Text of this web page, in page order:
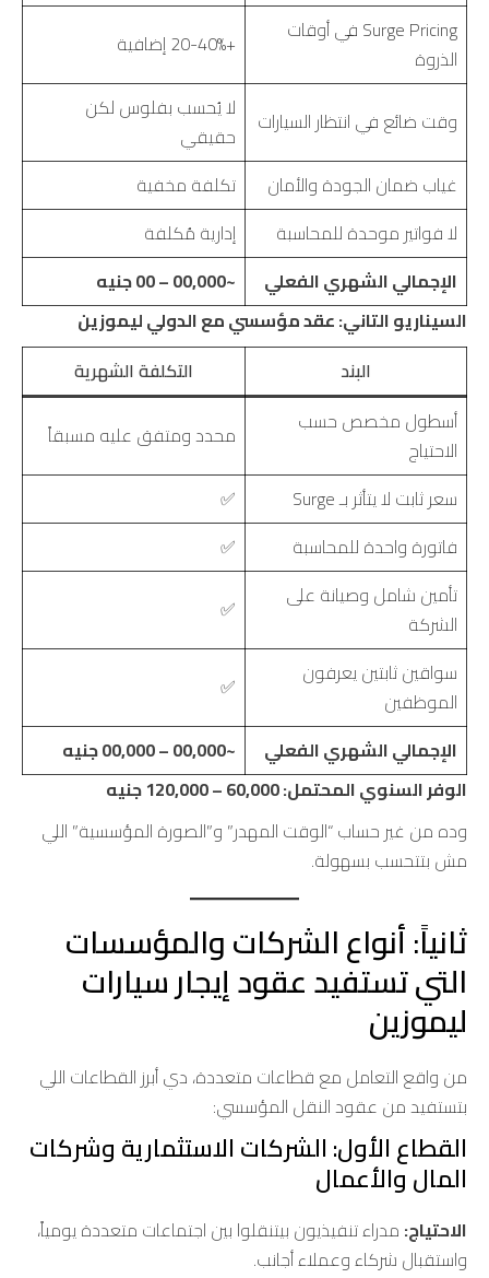
Surge Pricing في أوقات
الذروة
+20-40% إضافية
وقت ضائع في انتظار السيارات
لا يُحسب بفلوس لكن
حقيقي
غياب ضمان الجودة والأمان
تكلفة مخفية
لا فواتير موحدة للمحاسبة
إدارية مُكلفة
الإجمالي الشهري الفعلي
~00,000 – 00 جنيه
السيناريو التاني: عقد مؤسسي مع الدولي ليموزين
البند
التكلفة الشهرية
أسطول مخصص حسب
الاحتياج
محدد ومتفق عليه مسبقاً
سعر ثابت لا يتأثر بـ Surge
✅
فاتورة واحدة للمحاسبة
✅
تأمين شامل وصيانة على
الشركة
✅
سواقين ثابتين يعرفون
الموظفين
✅
الإجمالي الشهري الفعلي
~00,000 – 00,000 جنيه
الوفر السنوي المحتمل: 60,000 – 120,000 جنيه
وده من غير حساب “الوقت المهدر” و”الصورة المؤسسية” اللي
مش بتتحسب بسهولة.
ثانياً: أنواع الشركات والمؤسسات
التي تستفيد عقود إيجار سيارات
ليموزين
من واقع التعامل مع قطاعات متعددة، دي أبرز القطاعات اللي
بتستفيد من عقود النقل المؤسسي:
القطاع الأول: الشركات الاستثمارية وشركات
المال والأعمال
الاحتياج: مدراء تنفيذيون بيتنقلوا بين اجتماعات متعددة يومياً،
واستقبال شركاء وعملاء أجانب.